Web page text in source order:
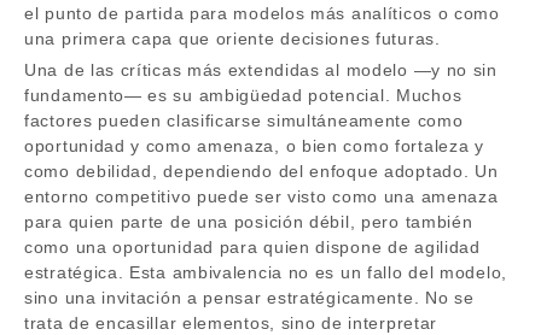
el punto de partida para modelos más analíticos o como
una primera capa que oriente decisiones futuras.
Una de las críticas más extendidas al modelo —y no sin
fundamento— es su ambigüedad potencial. Muchos
factores pueden clasificarse simultáneamente como
oportunidad y como amenaza, o bien como fortaleza y
como debilidad, dependiendo del enfoque adoptado. Un
entorno competitivo puede ser visto como una amenaza
para quien parte de una posición débil, pero también
como una oportunidad para quien dispone de agilidad
estratégica. Esta ambivalencia no es un fallo del modelo,
sino una invitación a pensar estratégicamente. No se
trata de encasillar elementos, sino de interpretar